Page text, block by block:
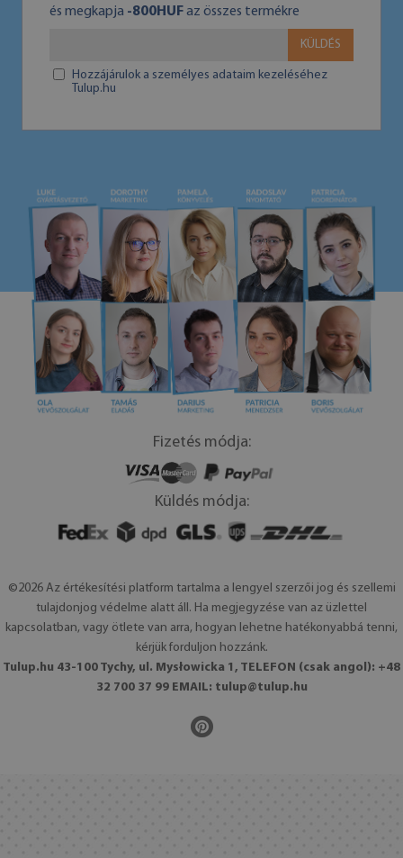
és megkapja -800HUFaz összes termékre
KÜLDÉS
Hozzájárulok a személyes adataim kezeléséhez
Tulup.hu
Fizetés módja:
Küldés módja:
©2026 Az értékesítési platform tartalma a lengyel szerzői jog és szellemi
tulajdonjog védelme alatt áll. Ha megjegyzése van az üzlettel
kapcsolatban, vagy ötlete van arra, hogyan lehetne hatékonyabbá tenni,
kérjük forduljon hozzánk.
Tulup.hu 43-100 Tychy, ul. Mysłowicka 1, TELEFON (csak angol): +48
32 700 37 99 EMAIL: tulup@tulup.hu